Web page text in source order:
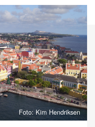
Foto: Kim Hendriksen